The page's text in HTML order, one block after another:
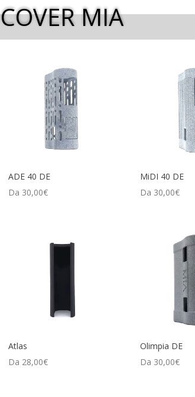
COVER MIA
ADE 40 DE
Da 30,00€
MiDI 40 DE
Da 30,00€
Atlas
Da 28,00€
Olimpia DE
Da 30,00€